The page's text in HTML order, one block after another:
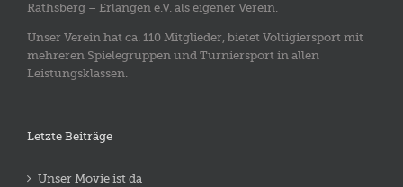
Rathsberg – Erlangen e.V. als eigener Verein.
Unser Verein hat ca. 110 Mitglieder, bietet Voltigiersport mit
mehreren Spielegruppen und Turniersport in allen
Leistungsklassen.
Letzte Beiträge
Unser Movie ist da